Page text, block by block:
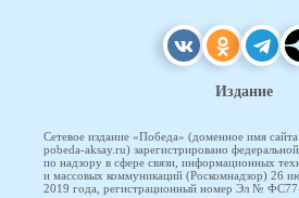
Издание
Сетевое издание «Победа» (доменное имя сайта
pobeda-aksay.ru) зарегистрировано
по надзору в сфере связи, информационных
и массовых коммуникаций (Роскомнадзор) 26
2019 года, регистрационный номер Эл №